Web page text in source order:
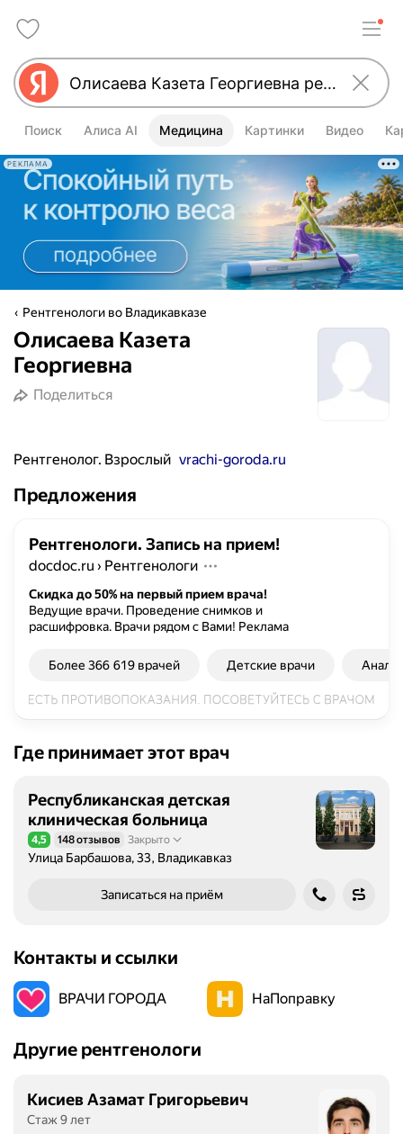
Поиск Алиса AI Медицина Картинки Видео
РЕКЛАМА
Рентгенологи во Владикавказе
Олисаева Казета
Георгиевна
Поделиться
Рентгенолог. Взрослый vrachi-goroda.ru
Предложения
Рентгенологи. Запись на прием!
docdoc.ru › Рентгенологи
Скидка до 50% на первый прием врача!
Ведущие врачи. Проведение снимков и
расшифровка. Врачи рядом с Вами! Реклама
Более 366 619 врачей Детские врачи
Где принимает этот врач
Республиканская детская
клиническая больница
Рейтинг 4,5 из 5
4,5 148 отзывов Закрыто
Улица Барбашова, 33, Владикавказ
Записаться на приём
Контакты и ссылки
ВРАЧИ ГОРОДА НаПоправку
Другие рентгенологи
Кисиев Азамат Григорьевич
Стаж 9 лет